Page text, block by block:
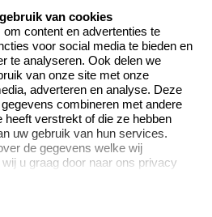
Contact opnemen
Veel gestelde vragen
Retourneren
Herroepingsrecht
van cookies
content en advertenties te
voor social media te bieden en
te analyseren. Ook delen we
van onze site met onze
adverteren en analyse. Deze
combineren met andere
heeft verstrekt of die ze hebben
uw gebruik van hun services.
de gegevens welke wij
u graag door naar ons privacy